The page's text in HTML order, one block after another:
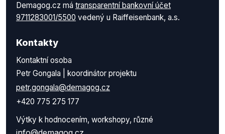
Demagog.cz má transparentní bankovní účet
9711283001/5500 vedený u Raiffeisenbank, a.s.
Kontakty
Kontaktní osoba
Petr Gongala | koordinátor projektu
petr.gongala@demagog.cz
+420 775 275 177
Výtky k hodnocením, workshopy, různé